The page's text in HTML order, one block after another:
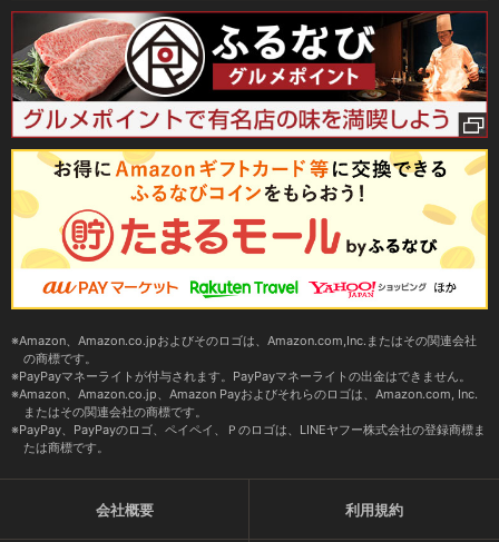
Amazon、Amazon.co.jpおよびそのロゴは、Amazon.com,Inc.またはその関連会社
の商標です。
PayPayマネーライトが付与されます。PayPayマネーライトの出金はできません。
Amazon、Amazon.co.jp、Amazon Payおよびそれらのロゴは、Amazon.com, Inc.
またはその関連会社の商標です。
PayPay、PayPayのロゴ、ペイペイ、Ｐのロゴは、LINEヤフー株式会社の登録商標ま
たは商標です。
会社概要 利用規約